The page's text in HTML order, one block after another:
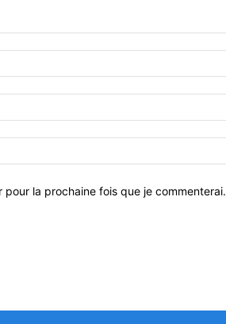
la prochaine fois que je commenterai.